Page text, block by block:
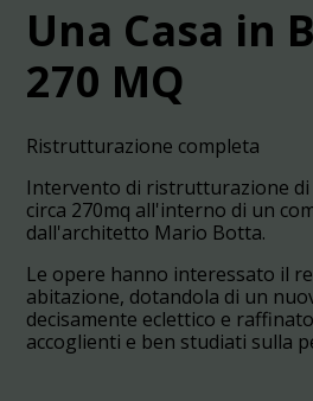
HOME
CHI
Una Casa in
270 MQ
Ristrutturazione completa
Intervento di ristrutturazione
circa 270mq all'interno di un
dall'architetto Mario Botta.
Le opere hanno interessato il
abitazione, dotandola di un
decisamente eclettico e
accoglienti e ben studiati sulla